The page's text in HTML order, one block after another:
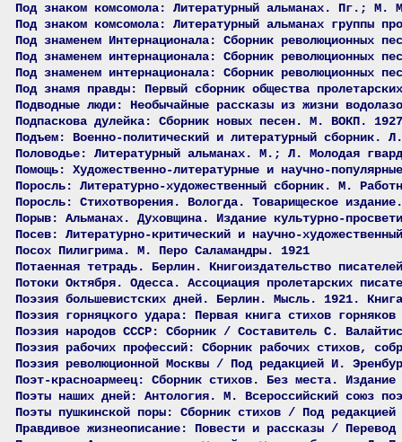
Под знаком комсомола: Литературный альманах. Пг.; М.
Под знаком комсомола: Литературный альманах группы
Под знаменем Интернационала: Сборник революционных
Под знаменем интернационала: Сборник революционных
Под знаменем интернационала: Сборник революционных
Под знамя правды: Первый сборник общества
Подводные люди: Необычайные рассказы из жизни
Подпаскова дулейка: Сборник новых песен. М. ВОКП.
Подъем: Военно-политический и литературный сборник.
Половодье: Литературный альманах. М.; Л. Молодая
Помощь: Художественно-литературные и научно-
Поросль: Литературно-художественный сборник. М.
Поросль: Стихотворения. Вологда. Товарищеское
Порыв: Альманах. Духовщина. Издание культурно-
Посев: Литературно-критический и научно-
Посох Пилигрима. М. Перо Саламандры. 1921
Потаенная тетрадь. Берлин. Книгоиздательство
Потоки Октября. Одесса. Ассоциация пролетарских
Поэзия большевистских дней. Берлин. Мысль. 1921.
Поэзия горняцкого удара: Первая книга стихов
Поэзия народов СССР: Сборник / Составитель С.
Поэзия рабочих профессий: Сборник рабочих стихов,
Поэзия революционной Москвы / Под редакцией И.
Поэт-красноармеец: Сборник стихов. Без места.
Поэты наших дней: Антология. М. Всероссийский союз
Поэты пушкинской поры: Сборник стихов / Под
Правдивое жизнеописание: Повести и рассказы /